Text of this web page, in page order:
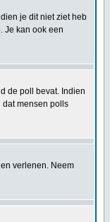
je dit niet ziet heb
Je kan ook een
de poll bevat. Indien
dat mensen polls
verlenen. Neem